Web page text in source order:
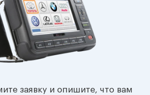
заявку и опишите, что вам